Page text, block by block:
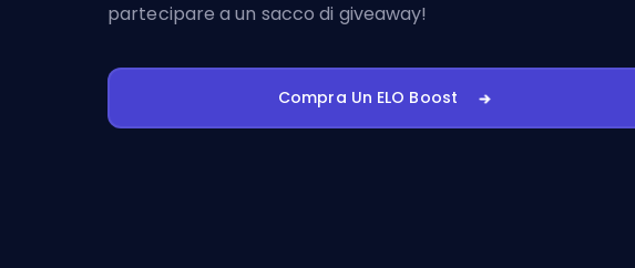
partecipare a un sacco di giveaway!
Compra Un ELO Boost